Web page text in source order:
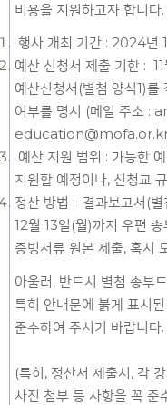
비용을 지원하고자 합니다.
행사 개최 기간 : 2024년
예산 신청서 제출 기한 :
예산신청서(별첨 양식1)
여부를 명시 (메일 주소 :
예산 지원 범위 : 가능한
지원할 예정이나, 신청교
정산 방법 : 결과보고서(
12월 13일(월)까지 우편
증빙서류 원본 제출, 혹시
아울러, 반드시 별첨 송부
특히 안내문에 붉게 표시
준수하여 주시기 바랍니다.
(특히, 정산서 제출시, 각
사진 첨부 등 사항을 꼭 준